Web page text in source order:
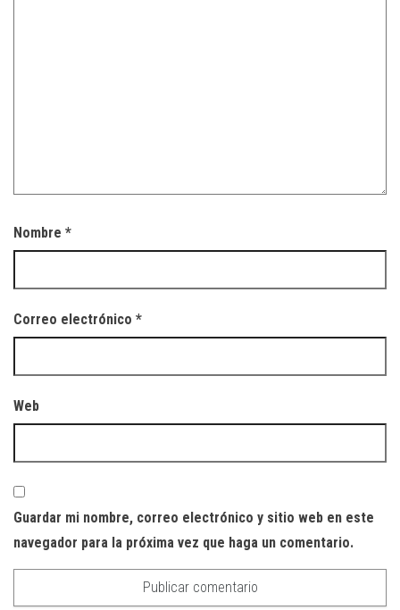
Nombre *
Correo electrónico *
Web
Guardar mi nombre, correo electrónico y sitio web en este
navegador para la próxima vez que haga un comentario.